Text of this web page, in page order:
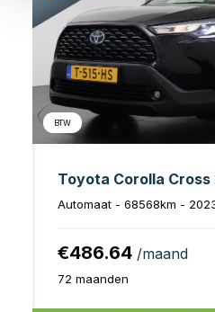
BTW
Automaat - 68568km -
€486.64 /maand
72 maanden